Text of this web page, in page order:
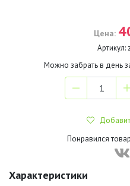
Цена:
Артикул:
Можно забрать в день
Понравился
Характеристики